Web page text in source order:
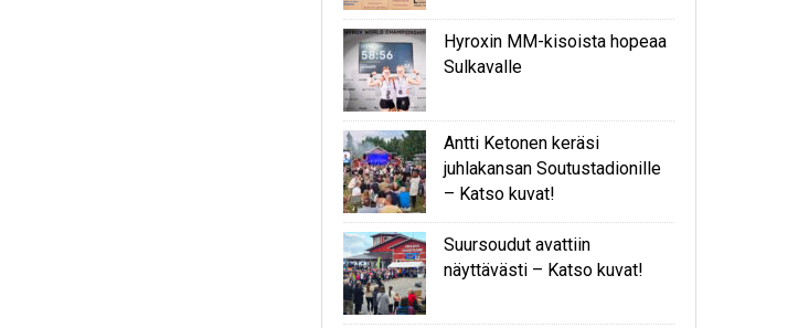
Hyroxin MM-kisoista hopeaa
Sulkavalle
Antti Ketonen keräsi
juhlakansan Soutustadionille
– Katso kuvat!
Suursoudut avattiin
näyttävästi – Katso kuvat!